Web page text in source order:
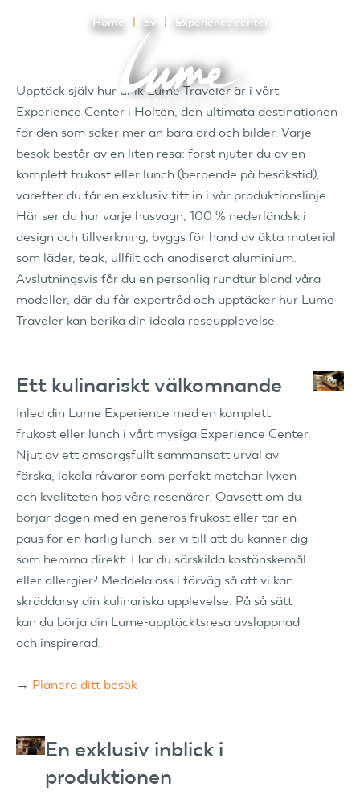
Home Sv Experience center
Upptäck själv hur unik Lume Traveler är i vårt
Experience Center i Holten, den ultimata destinationen
för den som söker mer än bara ord och bilder. Varje
besök består av en liten resa: först njuter du av en
komplett frukost eller lunch (beroende på besökstid),
varefter du får en exklusiv titt in i vår produktionslinje.
Här ser du hur varje husvagn, 100 % nederländsk i
design och tillverkning, byggs för hand av äkta material
som läder, teak, ullfilt och anodiserat aluminium.
Avslutningsvis får du en personlig rundtur bland våra
modeller, där du får expertråd och upptäcker hur Lume
Traveler kan berika din ideala reseupplevelse.
Ett kulinariskt välkomnande
Inled din Lume Experience med en komplett
frukost eller lunch i vårt mysiga Experience Center.
Njut av ett omsorgsfullt sammansatt urval av
färska, lokala råvaror som perfekt matchar lyxen
och kvaliteten hos våra resenärer. Oavsett om du
börjar dagen med en generös frukost eller tar en
paus för en härlig lunch, ser vi till att du känner dig
som hemma direkt. Har du särskilda kostönskemål
eller allergier? Meddela oss i förväg så att vi kan
skräddarsy din kulinariska upplevelse. På så sätt
kan du börja din Lume-upptäcktsresa avslappnad
och inspirerad.
→ Planera ditt besök
En exklusiv inblick i
produktionen